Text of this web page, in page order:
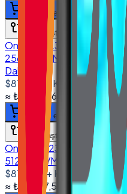
Sepete ekle
Karşılaştır
Onega E-2380 23.8'' All in
256GB NVMe SSD Wi-Fi &
Dahil)
$810.00
+ KDV
≈₺38.766,60 (% 20)
Sepete ekle
Karşılaştır
Onega E-2380 23.8'' All in
512GB NVMe SSD Wi-Fi &
$875.00 + KDV
≈₺41.877,50 + KDV 20)